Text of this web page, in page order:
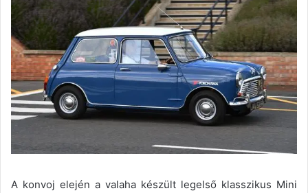
A konvoj elején a valaha készült legelső klasszikus Mini